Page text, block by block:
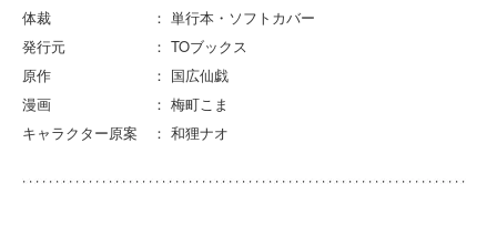
体裁 ： 単行本・ソフトカバー
発行元 ： TOブックス
原作 ： 国広仙戯
漫画 ： 梅町こま
キャラクター原案 ： 和狸ナオ